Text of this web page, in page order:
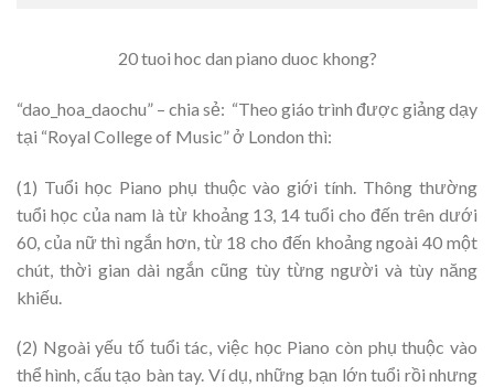
20 tuoi hoc dan piano duoc khong?
“dao_hoa_daochu” – chia sẻ: “Theo giáo trình được giảng dạy
tại “Royal College of Music” ở London thì:
(1) Tuổi học Piano phụ thuộc vào giới tính. Thông thường
tuổi học của nam là từ khoảng 13, 14 tuổi cho đến trên dưới
60, của nữ thì ngắn hơn, từ 18 cho đến khoảng ngoài 40 một
chút, thời gian dài ngắn cũng tùy từng người và tùy năng
khiếu.
(2) Ngoài yếu tố tuổi tác, việc học Piano còn phụ thuộc vào
thể hình, cấu tạo bàn tay. Ví dụ, những bạn lớn tuổi rồi nhưng